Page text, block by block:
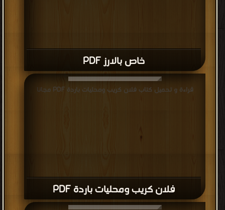
خاص بالارز PDF
فلان كريب ومحليات باردة PDF
قراءة و تحميل كتاب فلان كريب ومحليات باردة PDF مجانا